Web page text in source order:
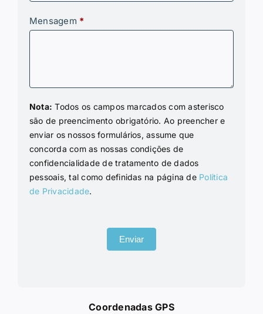
Mensagem *
Nota: Todos os campos marcados com asterisco
são de preencimento obrigatório. Ao preencher e
enviar os nossos formulários, assume que
concorda com as nossas condições de
confidencialidade de tratamento de dados
pessoais, tal como definidas na página de Política
de Privacidade.
Enviar
Coordenadas GPS